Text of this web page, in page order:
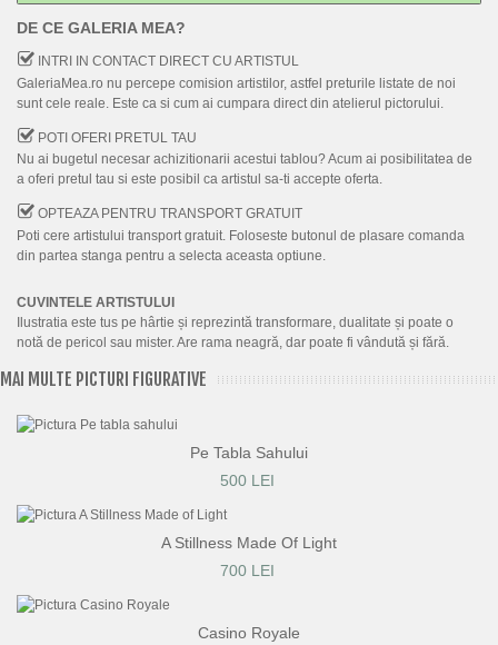
DE CE GALERIA MEA?
INTRI IN CONTACT DIRECT CU ARTISTUL
GaleriaMea.ro nu percepe comision artistilor, astfel preturile listate de noi
sunt cele reale. Este ca si cum ai cumpara direct din atelierul pictorului.
POTI OFERI PRETUL TAU
Nu ai bugetul necesar achizitionarii acestui tablou? Acum ai posibilitatea de
a oferi pretul tau si este posibil ca artistul sa-ti accepte oferta.
OPTEAZA PENTRU TRANSPORT GRATUIT
Poti cere artistului transport gratuit. Foloseste butonul de plasare comanda
din partea stanga pentru a selecta aceasta optiune.
CUVINTELE ARTISTULUI
Ilustratia este tus pe hârtie și reprezintă transformare, dualitate și poate o
notă de pericol sau mister. Are rama neagră, dar poate fi vândută și fără.
MAI MULTE PICTURI FIGURATIVE
Pe Tabla Sahului
500 LEI
A Stillness Made Of Light
700 LEI
Casino Royale